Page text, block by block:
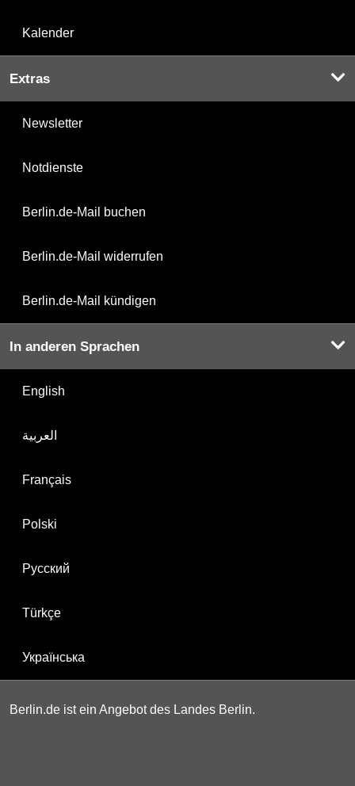
Kalender
Extras
Newsletter
Notdienste
Berlin.de-Mail buchen
Berlin.de-Mail widerrufen
Berlin.de-Mail kündigen
In anderen Sprachen
English
العربية
Français
Polski
Русский
Türkçe
Українська
Berlin.de ist ein Angebot des Landes Berlin.